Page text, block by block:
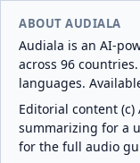
ABOUT AUDIALA
Audiala is an AI-
across 96
languages.
Editorial content (c)
summarizing for a
for the full audio